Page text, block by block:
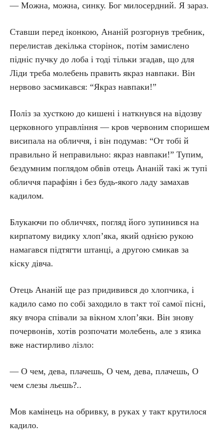
— Можна, можна, синку. Бог милосердний. Я зараз.
Ставши перед іконкою, Ананій розгорнув требник,
перелистав декілька сторінок, потім замислено
підніс пучку до лоба і тоді тільки згадав, що для
Ліди треба молебень править якраз навпаки. Він
нервово засмикався: “Якраз навпаки!”
Поліз за хусткою до кишені і наткнувся на відозву
церковного управління — кров червоним споришем
висипала на обличчя, і він подумав: “От тобі й
правильно й неправильно: якраз навпаки!” Тупим,
бездумним поглядом обвів отець Ананій такі ж тупі
обличчя парафіян і без будь-якого ладу замахав
кадилом.
Блукаючи по обличчях, погляд його зупинився на
кирпатому видику хлоп’яка, який однією рукою
намагався підтягти штанці, а другою смикав за
кіску дівча.
Отець Ананій ще раз придивився до хлопчика, і
кадило само по собі заходило в такт тої самої пісні,
яку вчора співали за вікном хлоп’яки. Він знову
почервонів, хотів розпочати молебень, але з язика
вже настирливо лізло:
— О чем, дева, плачешь, О чем, дева, плачешь, О
чем слезы льешь?..
Мов камінець на обривку, в руках у такт крутилося
кадило.